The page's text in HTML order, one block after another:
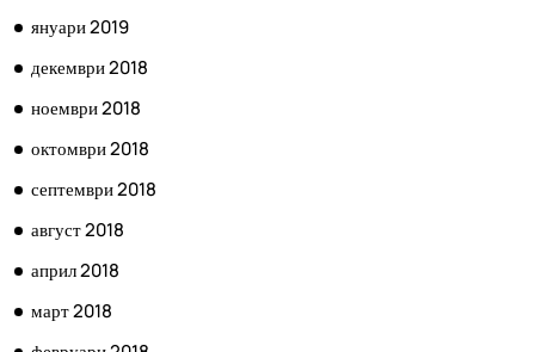
януари 2019
декември 2018
ноември 2018
октомври 2018
септември 2018
август 2018
април 2018
март 2018